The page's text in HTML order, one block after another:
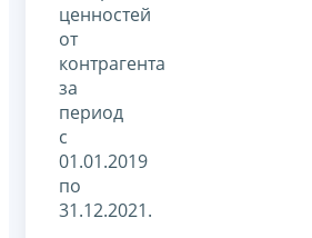
ценностей
от
контрагента
за
период
с
01.01.2019
по
31.12.2021.